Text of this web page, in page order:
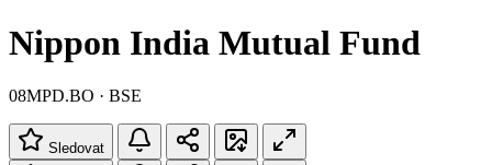
Nippon India Mutual Fund
08MPD.BO · BSE
Sledovat